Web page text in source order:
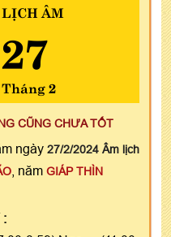
LỊCH ÂM
27
Tháng 2
CŨNG CHƯA TỐT
ngày 27/2/2024 Âm lịch
, năm GIÁP THÌN
: